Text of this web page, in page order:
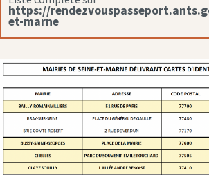
https://
et-marne